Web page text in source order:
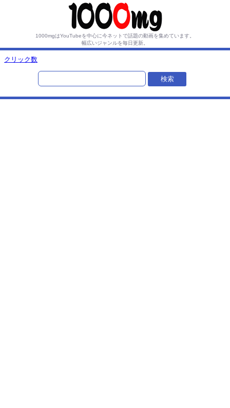
1000mgはYouTubeを中心に今ネットで話題の動画を集めています。
幅広いジャンルを毎日更新。
クリック数